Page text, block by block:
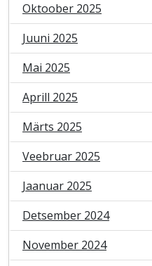
Oktoober 2025
Juuni 2025
Mai 2025
Aprill 2025
Märts 2025
Veebruar 2025
Jaanuar 2025
Detsember 2024
November 2024